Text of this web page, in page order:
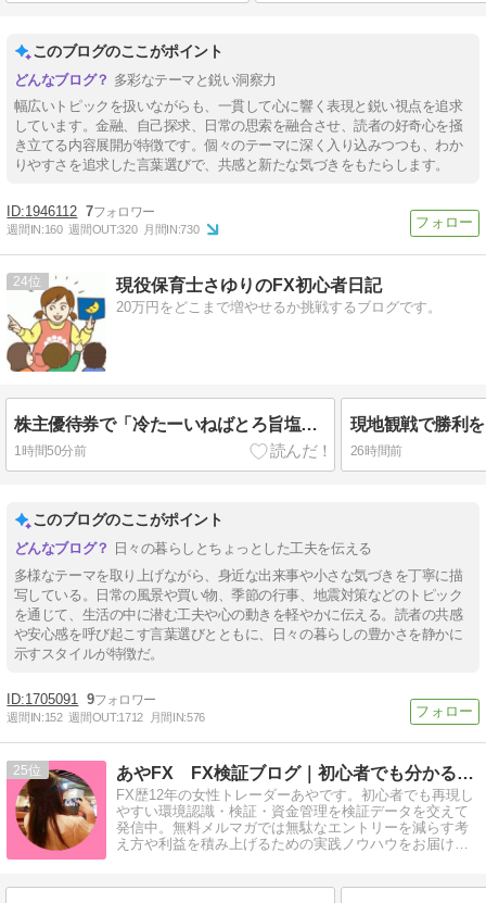
このブログのここがポイント
多彩なテーマと鋭い洞察力
幅広いトピックを扱いながらも、一貫して心に響く表現と鋭い視点を追求
しています。金融、自己探求、日常の思索を融合させ、読者の好奇心を掻
き立てる内容展開が特徴です。個々のテーマに深く入り込みつつも、わか
りやすさを追求した言葉選びで、共感と新たな気づきをもたらします。
1946112 7
週間IN:160 週間OUT:320 月間IN:730
24 現役保育士さゆりのFX初心者日記
20万円をどこまで増やせるか挑戦するブログです。
株主優待券で「冷たーいねばとろ旨塩うどん」を食べてきた
1時間50分前
現地観戦で勝利
26時間前
このブログのここがポイント
日々の暮らしとちょっとした工夫を伝える
多様なテーマを取り上げながら、身近な出来事や小さな気づきを丁寧に描
写している。日常の風景や買い物、季節の行事、地震対策などのトピック
を通じて、生活の中に潜む工夫や心の動きを軽やかに伝える。読者の共感
や安心感を呼び起こす言葉選びとともに、日々の暮らしの豊かさを静かに
示すスタイルが特徴だ。
1705091 9
週間IN:152 週間OUT:1712 月間IN:576
25 あやFX FX検証ブログ｜初心者でも分かる環境認識と検証
FX歴12年の女性トレーダーあやです。初心者でも再現し
やすい環境認識・検証・資金管理を検証データを交えて
発信中。無料メルマガでは無駄なエントリーを減らす考
え方や利益を積み上げるための実践ノウハウをお届け